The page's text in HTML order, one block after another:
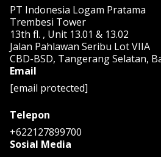
PT Indonesia Logam Pratama
Trembesi Tower
13th fl. , Unit 13.01 & 13.02
Jalan Pahlawan Seribu Lot VIIA
CBD-BSD, Tangerang Selatan,
Email
[email protected]
Telepon
+622127899700
Sosial Media